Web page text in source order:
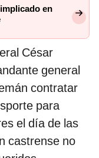
en
César
general
contratar
para
el día de las
castrense no